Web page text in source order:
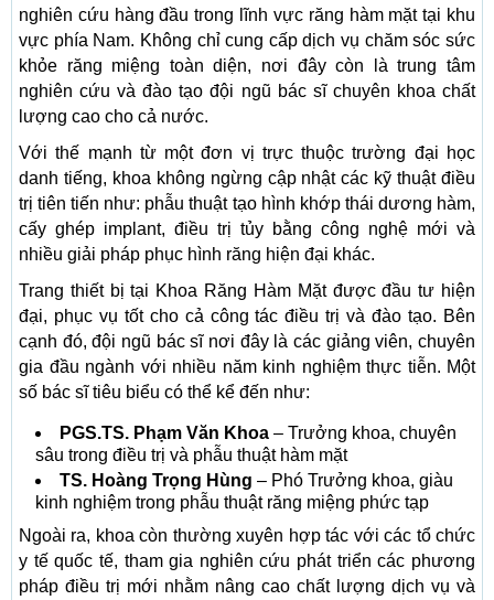
nghiên cứu hàng đầu trong lĩnh vực răng hàm mặt tại khu
vực phía Nam. Không chỉ cung cấp dịch vụ chăm sóc sức
khỏe răng miệng toàn diện, nơi đây còn là trung tâm
nghiên cứu và đào tạo đội ngũ bác sĩ chuyên khoa chất
lượng cao cho cả nước.
Với thế mạnh từ một đơn vị trực thuộc trường đại học
danh tiếng, khoa không ngừng cập nhật các kỹ thuật điều
trị tiên tiến như: phẫu thuật tạo hình khớp thái dương hàm,
cấy ghép implant, điều trị tủy bằng công nghệ mới và
nhiều giải pháp phục hình răng hiện đại khác.
Trang thiết bị tại Khoa Răng Hàm Mặt được đầu tư hiện
đại, phục vụ tốt cho cả công tác điều trị và đào tạo. Bên
cạnh đó, đội ngũ bác sĩ nơi đây là các giảng viên, chuyên
gia đầu ngành với nhiều năm kinh nghiệm thực tiễn. Một
số bác sĩ tiêu biểu có thể kể đến như:
PGS.TS. Phạm Văn Khoa – Trưởng khoa, chuyên
sâu trong điều trị và phẫu thuật hàm mặt
TS. Hoàng Trọng Hùng – Phó Trưởng khoa, giàu
kinh nghiệm trong phẫu thuật răng miệng phức tạp
Ngoài ra, khoa còn thường xuyên hợp tác với các tổ chức
y tế quốc tế, tham gia nghiên cứu phát triển các phương
pháp điều trị mới nhằm nâng cao chất lượng dịch vụ và